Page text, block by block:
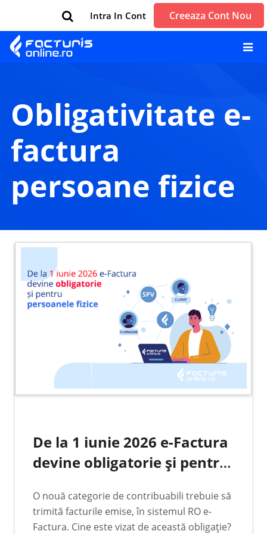
Intra In Cont Creeaza Cont Nou
obligativitate e-
factura
persoane fizice
De la 1 iunie 2026 e-Factura
devine obligatorie și pentru
facturi pe CNP
O nouă categorie de contribuabili trebuie să
trimită facturile emise, în sistemul RO e-
Factura. Cine este vizat de această obligație?